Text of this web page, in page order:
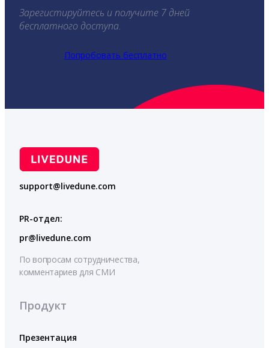
Зарегистируйтесь и получите 7 дней
бесплатного доступа.
Попробовать бесплатно
support@livedune.com
PR-отдел:
pr@livedune.com
По вопросам сотрудничества,
комментариев для СМИ
Продукт
Презентация